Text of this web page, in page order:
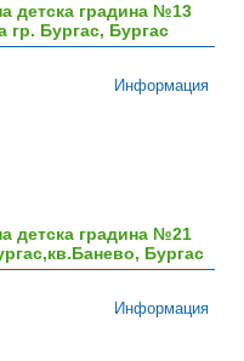
детска градина №13
гр. Бургас, Бургас
Информация
детска градина №21
Бургас
Информация